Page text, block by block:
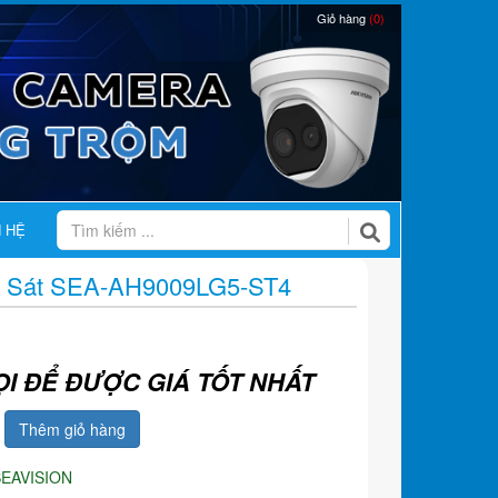
Giỏ hàng(0)
HỆ
SEA-AH9009LG5-ST4
ĐỂ ĐƯỢC GIÁ TỐT NHẤT
Thêm giỏ hàng